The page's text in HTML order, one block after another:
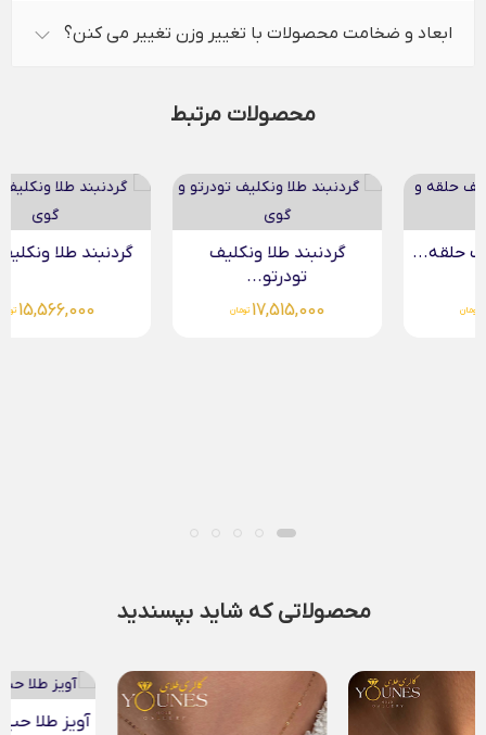
ابعاد و ضخامت محصولات با تغییر وزن تغییر می کنن؟
محصولات مرتبط
گردنبند طلا ونکلیف
تومان
گردنبند طلا ونکلیف دو...
تومان
محصولاتی که شاید بپسندید
آویز طلا حب